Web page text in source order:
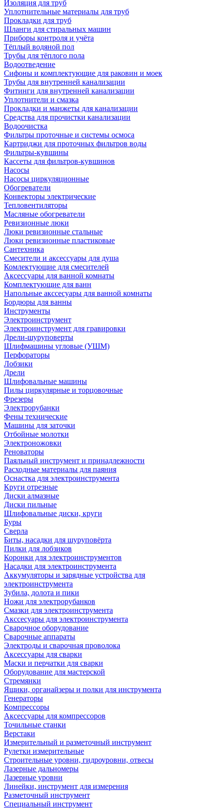
Изоляция для труб
Уплотнительные материалы для труб
Прокладки для труб
Шланги для стиральных машин
Приборы контроля и учёта
Тёплый водяной пол
Трубы для тёплого пола
Водоотведение
Сифоны и комплектующие для раковин и моек
Трубы для внутренней канализации
Фитинги для внутренней канализации
Уплотнители и смазка
Прокладки и манжеты для канализации
Средства для прочистки канализации
Водоочистка
Фильтры проточные и системы осмоса
Картриджи для проточных фильтров воды
Фильтры-кувшины
Кассеты для фильтров-кувшинов
Насосы
Насосы циркуляционные
Обогреватели
Конвекторы электрические
Тепловентиляторы
Масляные обогреватели
Ревизионные люки
Люки ревизионные стальные
Люки ревизионные пластиковые
Сантехника
Смесители и аксессуары для душа
Комлектующие для смесителей
Аксессуары для ванной комнаты
Комплектующие для ванн
Напольные акссесуары для ванной комнаты
Бордюры для ванны
Инструменты
Электроинструмент
Электроинструмент для гравировки
Дрели-шуруповерты
Шлифмашины угловые (УШМ)
Перфораторы
Лобзики
Дрели
Шлифовальные машины
Пилы циркулярные и торцовочные
Фрезеры
Электрорубанки
Фены технические
Машины для заточки
Отбойные молотки
Электроножовки
Реноваторы
Паяльный инструмент и принадлежности
Расходные материалы для паяния
Оснастка для электроинструмента
Круги отрезные
Диски алмазные
Диски пильные
Шлифовальные диски, круги
Буры
Сверла
Биты, насадки для шуруповёрта
Пилки для лобзиков
Коронки для электроинструментов
Насадки для электроинструмента
Аккумуляторы и зарядные устройства для
электроинструмента
Зубила, долота и пики
Ножи для электрорубанков
Смазки для электроинструмента
Акссесуары для электроинструмента
Сварочное оборудование
Сварочные аппараты
Электроды и сварочная проволока
Аксессуары для сварки
Маски и перчатки для сварки
Оборудование для мастерской
Стремянки
Ящики, органайзеры и полки для инструмента
Генераторы
Компрессоры
Аксессуары для компрессоров
Точильные станки
Верстаки
Измерительный и разметочный инструмент
Рулетки измерительные
Строительные уровни, гидроуровни, отвесы
Лазерные дальномеры
Лазерные уровни
Линейки, инструмент для измерения
Разметочный инструмент
Специальный инструмент